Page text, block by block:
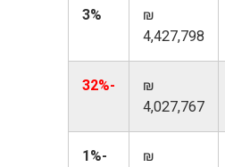
₪
4,427,798
3%
₪
4,027,767
-32%
₪
-1%